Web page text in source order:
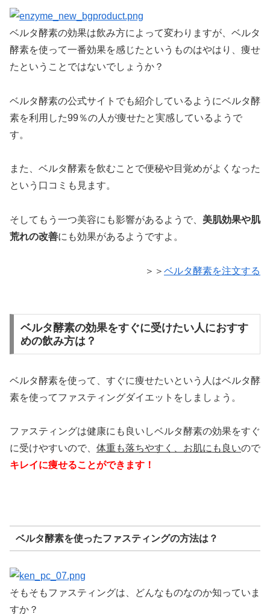
ベルタ酵素の効果は飲み方によって変わりますが、ベルタ
酵素を使って一番効果を感じたというものはやはり、痩せ
たということではないでしょうか？
ベルタ酵素の公式サイトでも紹介しているようにベルタ酵
素を利用した99％の人が痩せたと実感しているようで
す。
また、ベルタ酵素を飲むことで便秘や目覚めがよくなった
という口コミも見ます。
そしてもう一つ美容にも影響があるようで、 美肌効果や肌
荒れの改善にも効果があるようですよ。
＞＞ ベルタ酵素を注文する
ベルタ酵素の効果をすぐに受けたい人におすす
めの飲み方は？
ベルタ酵素を使って、すぐに痩せたいという人はベルタ酵
素を使ってファスティングダイエットをしましょう。
ファスティングは健康にも良いしベルタ酵素の効果をすぐ
に受けやすいので、 体重も落ちやすく、お肌にも良いので
キレイに痩せることができます！
ベルタ酵素を使ったファスティングの方法は？
そもそもファスティングは、どんなものなのか知っていま
すか？